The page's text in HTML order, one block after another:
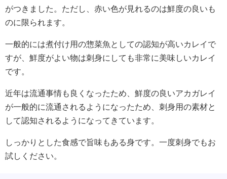
がつきました。ただし、赤い色が見れるのは鮮度の良いも
のに限られます。
一般的には煮付け用の惣菜魚としての認知が高いカレイで
すが、鮮度がよい物は刺身にしても非常に美味しいカレイ
です。
近年は流通事情も良くなったため、鮮度の良いアカガレイ
が一般的に流通されるようになったため、刺身用の素材と
して認知されるようになってきています。
しっかりとした食感で旨味もある身です。一度刺身でもお
試しください。